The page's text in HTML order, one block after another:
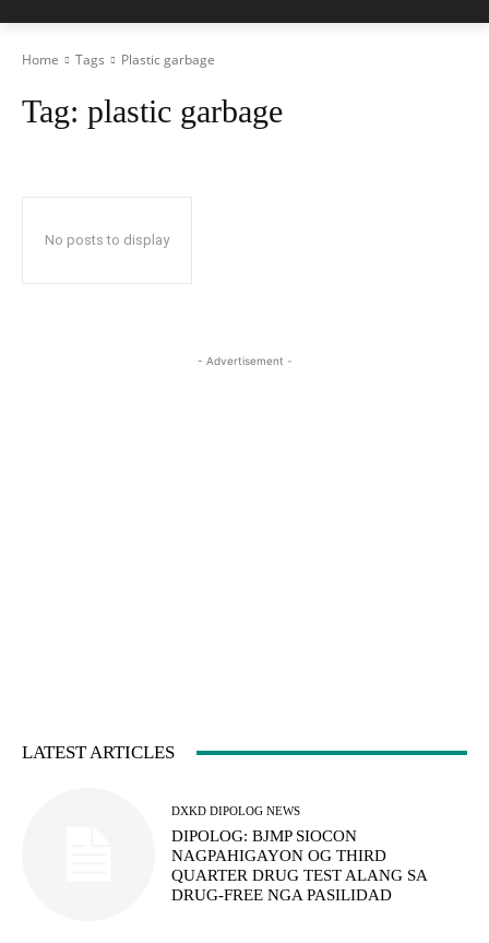
Home Tags Plastic garbage
Tag: plastic garbage
No posts to display
- Advertisement -
LATEST ARTICLES
DXKD DIPOLOG NEWS
DIPOLOG: BJMP SIOCON
NAGPAHIGAYON OG THIRD
QUARTER DRUG TEST ALANG SA
DRUG-FREE NGA PASILIDAD